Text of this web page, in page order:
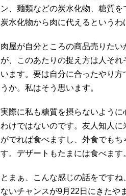
ン、麺類などの炭水化物、糖質
炭水化物から肉に代えるというわ
肉屋が自分ところの商品売りた
が、このあたりの捉え方は人そ
います。要は自分に合ったやり
うか。私はそう思います。
実際に私も糖質を摂らないよう
わけではないのです。友人知人
がでれば食べますし、外食でも
す。デザートもたまには食べます
とまぁ、こんな感じの話をです
ないチャンスが9月22日にきたや